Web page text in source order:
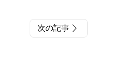
次の記事